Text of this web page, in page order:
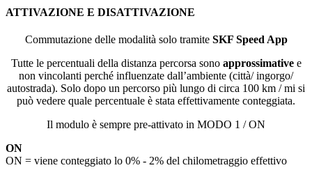
ATTIVAZIONE E DISATTIVAZIONE
Commutazione delle modalità solo tramiteSKF Speed App
Tutte le percentuali della distanza percorsa sono approssimativee
non vincolanti perché influenzate dall’ambiente (città/ ingorgo/
autostrada). Solo dopo un percorso più lungo di circa 100 km / mi si
può vedere quale percentuale è stata effettivamente conteggiata.
Il modulo è sempre pre-attivato in MODO 1 / ON
ON
ON = viene conteggiato lo 0% - 2% del chilometraggio effettivo